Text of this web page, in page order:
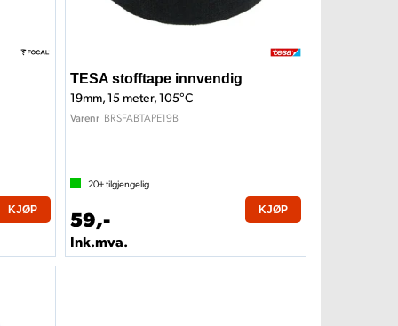
KJØP
TESA stofftape innvendig
19mm, 15 meter, 105°C
Varenr BRSFABTAPE19B
20+tilgjengelig
59,-
Ink.mva.
KJØP